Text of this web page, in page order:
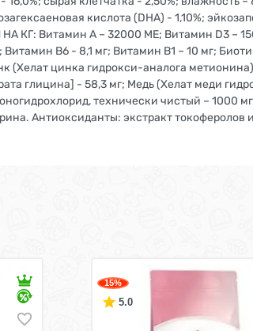
кислота (DHA) - 1,10%;
КГ: Витамин А – 32000 МЕ; Витамин D3 –
В6 - 8,1 мг; Витамин В1 – 10 мг;
(Xелат цинка гидрокси-аналога
глицина] - 58,3 мг; Mедь (Хелат меди
технически чистый – 1000
Антиоксиданты: экстракт токоферолов
15%
5.0